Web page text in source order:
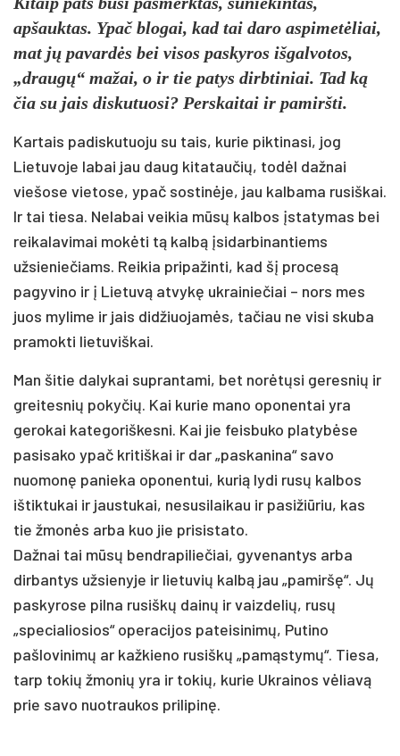
apšauktas. Ypač blogai, kad tai daro aspimetėliai,
mat jų pavardės bei visos paskyros išgalvotos,
„draugų“ mažai, o ir tie patys dirbtiniai. Tad ką
čia su jais diskutuosi? Perskaitai ir pamiršti.
Kartais padiskutuoju su tais, kurie piktinasi, jog
Lietuvoje labai jau daug kitataučių, todėl dažnai
viešose vietose, ypač sostinėje, jau kalbama rusiškai.
Ir tai tiesa. Nelabai veikia mūsų kalbos įstatymas bei
reikalavimai mokėti tą kalbą įsidarbinantiems
užsieniečiams. Reikia pripažinti, kad šį procesą
pagyvino ir į Lietuvą atvykę ukrainiečiai – nors mes
juos mylime ir jais didžiuojamės, tačiau ne visi skuba
pramokti lietuviškai.
Man šitie dalykai suprantami, bet norėtųsi geresnių ir
greitesnių pokyčių. Kai kurie mano oponentai yra
gerokai kategoriškesni. Kai jie feisbuko platybėse
pasisako ypač kritiškai ir dar „paskanina“ savo
nuomonę panieka oponentui, kurią lydi rusų kalbos
ištiktukai ir jaustukai, nesusilaikau ir pasižiūriu, kas
tie žmonės arba kuo jie prisistato.
Dažnai tai mūsų bendrapiliečiai, gyvenantys arba
dirbantys užsienyje ir lietuvių kalbą jau „pamiršę“. Jų
paskyrose pilna rusiškų dainų ir vaizdelių, rusų
„specialiosios“ operacijos pateisinimų, Putino
pašlovinimų ar kažkieno rusiškų „pamąstymų“. Tiesa,
tarp tokių žmonių yra ir tokių, kurie Ukrainos vėliavą
prie savo nuotraukos prilipinę.